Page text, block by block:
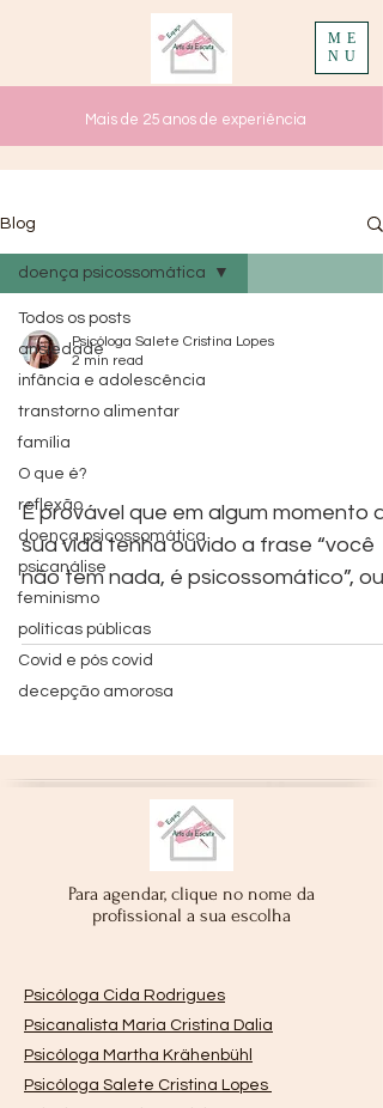
Mais de 25 anos de experiência
ME
NU
Blog
Todos os posts
ansiedade
infância e adolescência
transtorno alimentar
família
O que é?
reflexão
doença psicossomática
psicanálise
feminismo
políticas públicas
Covid e pós covid
decepção amorosa
doença psicossomática
Psicóloga Salete Cristina Lopes
2 min read
O que é doença
psicossomática?
É provável que em algum momento
sua vida tenha ouvido a frase “você
não tem nada, é psicossomático”, ou
“você não tem nada, está...
Para agendar, clique no nome da
profissional a sua escolha
Psicóloga Cida Rodrigues
Psicanalista Maria Cristina Dalia
Psicóloga Martha Krähenbühl
Psicóloga Salete Cristina Lopes